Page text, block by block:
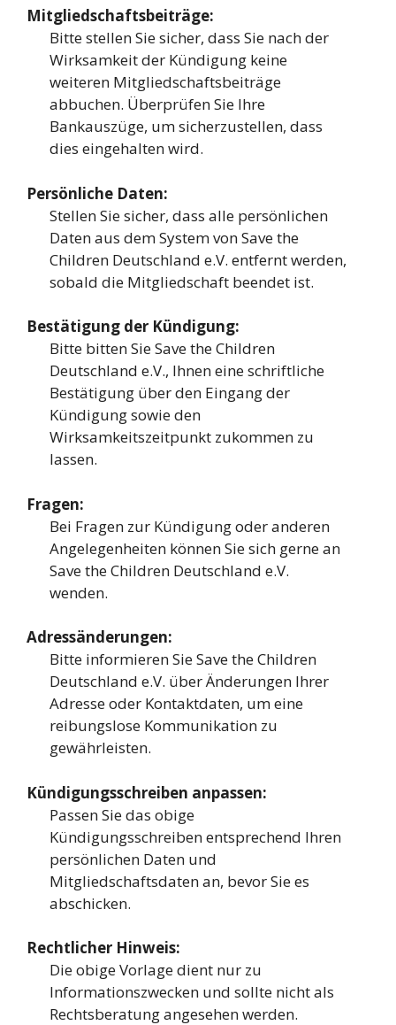
Mitgliedschaftsbeiträge:
Bitte stellen Sie sicher, dass Sie nach der
Wirksamkeit der Kündigung keine
weiteren Mitgliedschaftsbeiträge
abbuchen. Überprüfen Sie Ihre
Bankauszüge, um sicherzustellen, dass
dies eingehalten wird.
Persönliche Daten:
Stellen Sie sicher, dass alle persönlichen
Daten aus dem System von Save the
Children Deutschland e.V. entfernt werden,
sobald die Mitgliedschaft beendet ist.
Bestätigung der Kündigung:
Bitte bitten Sie Save the Children
Deutschland e.V., Ihnen eine schriftliche
Bestätigung über den Eingang der
Kündigung sowie den
Wirksamkeitszeitpunkt zukommen zu
lassen.
Fragen:
Bei Fragen zur Kündigung oder anderen
Angelegenheiten können Sie sich gerne an
Save the Children Deutschland e.V.
wenden.
Adressänderungen:
Bitte informieren Sie Save the Children
Deutschland e.V. über Änderungen Ihrer
Adresse oder Kontaktdaten, um eine
reibungslose Kommunikation zu
gewährleisten.
Kündigungsschreiben anpassen:
Passen Sie das obige
Kündigungsschreiben entsprechend Ihren
persönlichen Daten und
Mitgliedschaftsdaten an, bevor Sie es
abschicken.
Rechtlicher Hinweis:
Die obige Vorlage dient nur zu
Informationszwecken und sollte nicht als
Rechtsberatung angesehen werden.